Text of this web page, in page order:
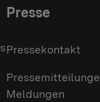
Presse
Pressekontakt
Meldungen